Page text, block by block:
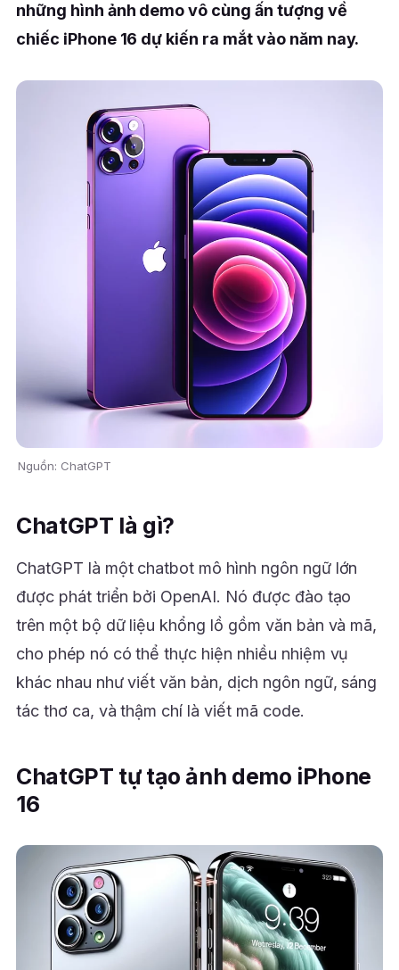
những hình ảnh demo vô cùng ấn tượng về
chiếc iPhone 16 dự kiến ra mắt vào năm nay.
Nguồn: ChatGPT
ChatGPT là gì?
ChatGPT là một chatbot mô hình ngôn ngữ lớn
được phát triển bởi OpenAI. Nó được đào tạo
trên một bộ dữ liệu khổng lồ gồm văn bản và mã,
cho phép nó có thể thực hiện nhiều nhiệm vụ
khác nhau như viết văn bản, dịch ngôn ngữ, sáng
tác thơ ca, và thậm chí là viết mã code.
ChatGPT tự tạo ảnh demo iPhone
16